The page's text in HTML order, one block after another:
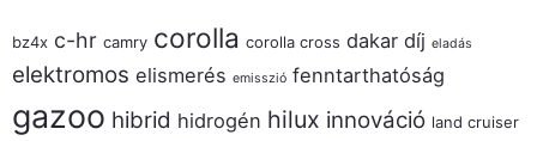
bz4x c-hr camry corolla corolla cross dakar díj eladás
elektromos elismerés emisszió fenntarthatóság
gazoo hibrid hidrogén hilux innováció land cruiser